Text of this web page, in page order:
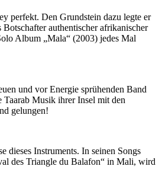
perfekt. Den Grundstein dazu legte er
authentischer afrikanischer
Album „Mala“ (2003) jedes Mal
und vor Energie sprühenden Band
Taarab Musik ihrer Insel mit den
gelungen!
dieses Instruments. In seinen Songs
des Triangle du Balafon“ in Mali, wird